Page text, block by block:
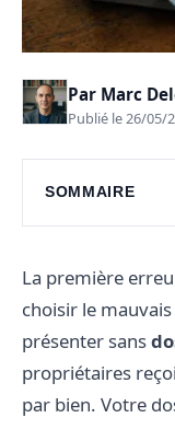
Par Marc
Publié le 26/05/
SOMMAIRE
La
La visite des
Questions
La première
choisir le
présenter sans
propriétaires
par bien. Votre